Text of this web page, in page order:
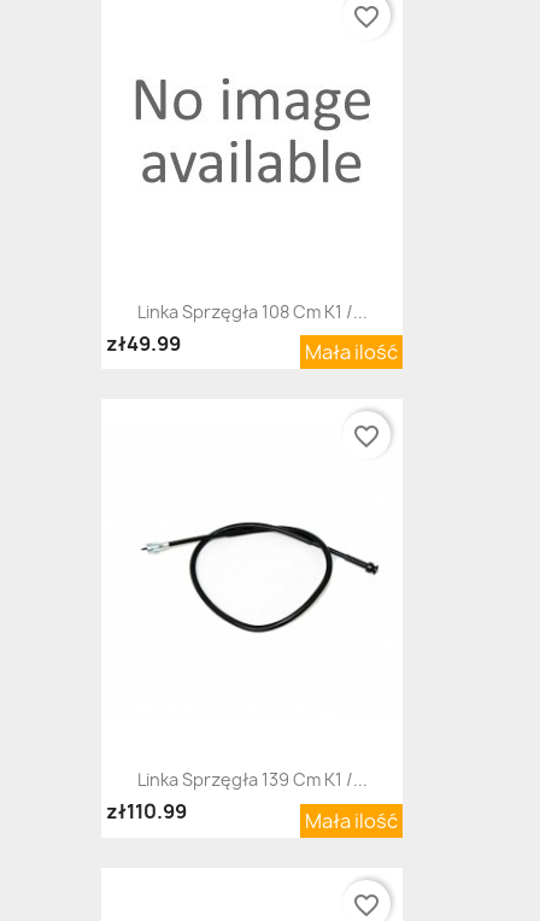
Linka Sprzęgła 108 Cm K1 /...
Mała ilość
zł49.99
favorite_border
Linka Sprzęgła 139 Cm K1 /...
Mała ilość
zł110.99
favorite_border
favorite_border